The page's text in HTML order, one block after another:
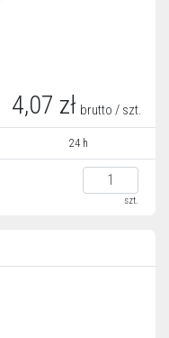
4,07 zł brutto / szt.
24 h
szt.